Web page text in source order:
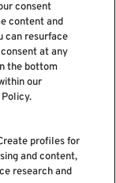
consent
content and
can resurface
at any
the bottom
our
profiles for
and content,
research and